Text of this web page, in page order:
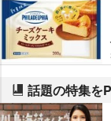
話題の特集を